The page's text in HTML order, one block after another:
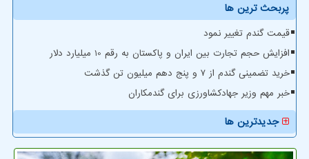
پربحث ترین ها
قیمت گندم تغییر نمود
افزایش حجم تجارت بین ایران و پاکستان به رقم 10 میلیارد دلار
خرید تضمینی گندم از ۷ و پنج دهم میلیون تن گذشت
خبر مهم وزیر جهادکشاورزی برای گندمکاران
جدیدترین ها